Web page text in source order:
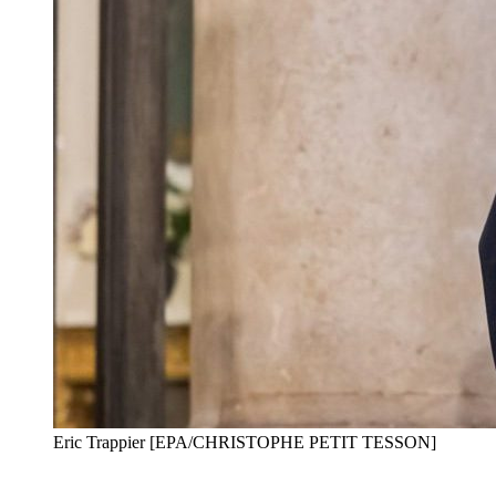
Eric Trappier [EPA/CHRISTOPHE PETIT TESSON]